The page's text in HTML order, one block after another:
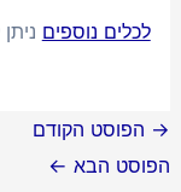
לכלים נוספים
Post
navigation
→ הפוסט הקודם
הפוסט הבא ←